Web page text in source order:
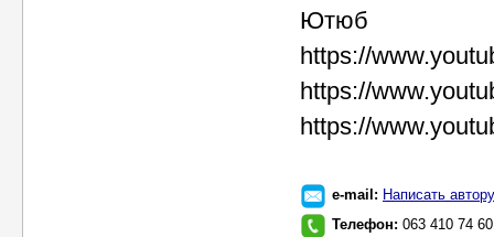
Ютюб
https://
https://
https://
e-mail: Написать автору
Телефон: 063 410 74